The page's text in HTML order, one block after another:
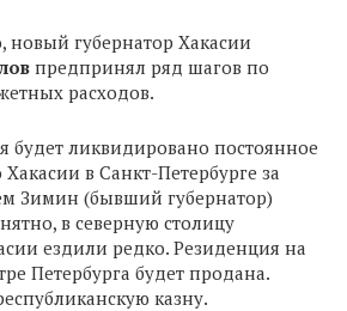
новый губернатор Хакасии
предпринял ряд шагов по
расходов.
будет ликвидировано постоянное
Хакасии в Санкт-Петербурге за
Зимин (бывший губернатор)
в северную столицу
ездили редко. Резиденция на
Петербурга будет продана.
казну.